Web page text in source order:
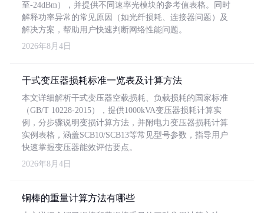
至-24dBm），并提供不同速率光模块的参考值表格。同时
解释功率异常的常见原因（如光纤损耗、连接器问题）及
解决方案，帮助用户快速判断网络性能问题。
2026年8月4日
干式变压器损耗标准一览表及计算方法
本文详细解析干式变压器空载损耗、负载损耗的国家标准
（GB/T 10228-2015），提供1000kVA变压器损耗计算实
例，分步骤说明变损计算方法，并附电力变压器损耗计算
实例表格，涵盖SCB10/SCB13等常见型号参数，指导用户
快速掌握变压器能效评估要点。
2026年8月4日
铜棒的重量计算方法有哪些